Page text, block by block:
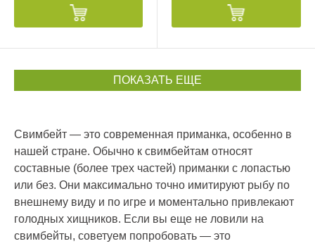
ПОКАЗАТЬ ЕЩЕ
Свимбейт — это современная приманка, особенно в
нашей стране. Обычно к свимбейтам относят
составные (более трех частей) приманки с лопастью
или без. Они максимально точно имитируют рыбу по
внешнему виду и по игре и моментально привлекают
голодных хищников. Если вы еще не ловили на
свимбейты, советуем попробовать — это